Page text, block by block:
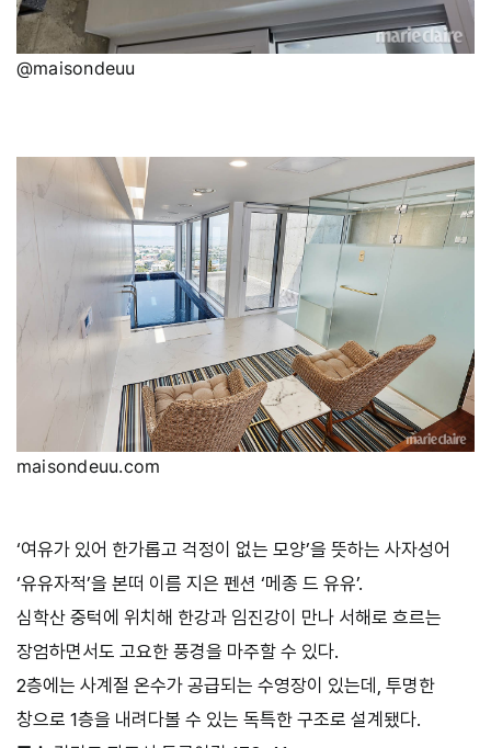
@maisondeuu
maisondeuu.com
‘여유가 있어 한가롭고 걱정이 없는 모양’을 뜻하는 사자성어
‘유유자적’을 본떠 이름 지은 펜션 ‘메종 드 유유’.
심학산 중턱에 위치해 한강과 임진강이 만나 서해로 흐르는
장엄하면서도 고요한 풍경을 마주할 수 있다.
2층에는 사계절 온수가 공급되는 수영장이 있는데, 투명한
창으로 1층을 내려다볼 수 있는 독특한 구조로 설계됐다.